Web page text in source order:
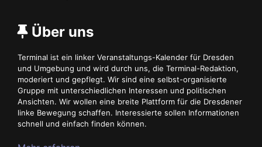
Über uns
Terminal ist ein linker Veranstaltungs-Kalender für Dresden
und Umgebung und wird durch uns, die Terminal-Redaktion,
moderiert und gepflegt. Wir sind eine selbst-organisierte
Gruppe mit unterschiedlichen Interessen und politischen
Ansichten. Wir wollen eine breite Plattform für die Dresdener
linke Bewegung schaffen. Interessierte sollen Informationen
schnell und einfach finden können.